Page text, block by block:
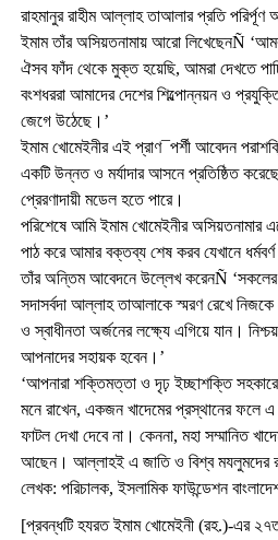
রাহমানুর রাহীম আল্লাহ তাআলার প্রতি
ইমাম তাঁর অসিয়তনামায় আরো লিখেছেনÑ
ঐসব ফাঁদ থেকে মুক্ত হয়েছি, আমরা দেখতে
বংশধররা আমাদের দেশের শিল্পোন্নয়ন ও
জেগে উঠেছে।’
ইমাম খোমেইনীর এই প্রাণ¯পর্শী আবেদন
একটি উন্নত ও মর্যাদার আসনে প্রতিষ্ঠিত
প্রেরণাদায়ী মডেল হতে পারে।
পরিশেষে আমি ইমাম খোমেইনীর অসিয়তনামার
পাঠ করে আমার বক্তব্য শেষ করব যেখানে ধর্মবর্ণ
তাঁর অন্তিম আবেদনে উল্লেখ করেনÑ
সদাসর্বদা আল্লাহ তাআলাকে স্মরণ রেখে নিজকে
ও স্বাধীনতা অর্জনের লক্ষ্যে এগিয়ে যান।
আপনাদের সহায়ক হবেন।’
‘আপনারা শক্তিমত্তা ও দৃঢ় ইচ্ছাশক্তি
মনে রাখেন, একজন খাদেমের প্রস্থানের ফলে
ফাটল দেখা দেবে না। কেননা, মহা সম্মানিত
আছেন। আল্লাহই এ জাতি ও বিশ্ব মযলুমদের
লেখক: পরিচালক, ইসলামিক ফাউন্ডেশন
[প্রবন্ধটি হযরত ইমাম খোমেইনী (রহ.)-এর